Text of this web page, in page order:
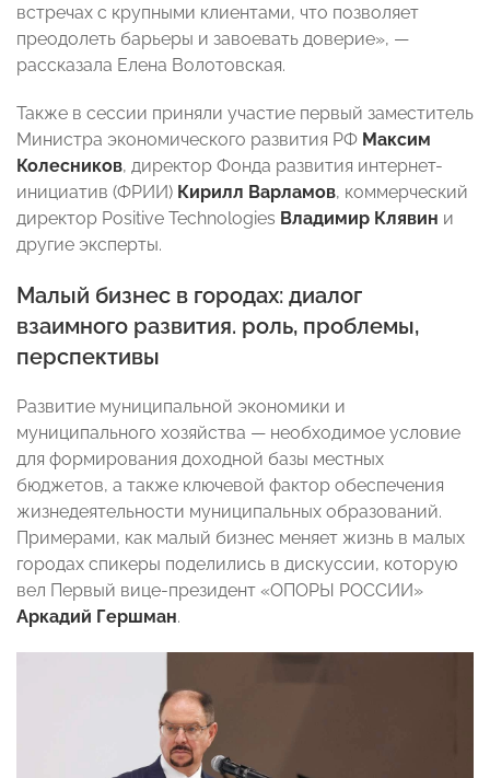
встречах с крупными клиентами, что позволяет
преодолеть барьеры и завоевать доверие», —
рассказала Елена Волотовская.
Также в сессии приняли участие первый заместитель
Министра экономического развития РФ Максим
Колесников, директор Фонда развития интернет-
инициатив (ФРИИ) Кирилл Варламов, коммерческий
директор Positive Technologies Владимир Клявин и
другие эксперты.
Малый бизнес в городах: диалог
взаимного развития. роль, проблемы,
перспективы
Развитие муниципальной экономики и
муниципального хозяйства — необходимое условие
для формирования доходной базы местных
бюджетов, а также ключевой фактор обеспечения
жизнедеятельности муниципальных образований.
Примерами, как малый бизнес меняет жизнь в малых
городах спикеры поделились в дискуссии, которую
вел Первый вице-президент «ОПОРЫ РОССИИ»
Аркадий Гершман.